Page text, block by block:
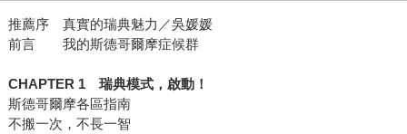
推薦序 真實的瑞典魅力／吳媛媛
前言 我的斯德哥爾摩症候群
CHAPTER 1 瑞典模式，啟動！
斯德哥爾摩各區指南
不搬一次，不長一智